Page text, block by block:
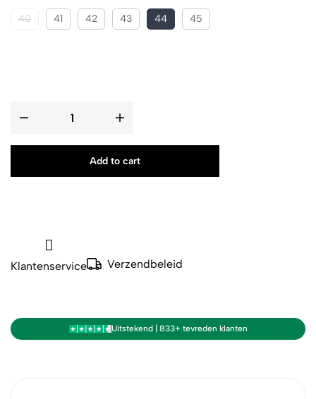
40 41 42 43 44 45
Add to cart
Klantenservice Verzendbeleid
Uitstekend | 833+ tevreden klanten